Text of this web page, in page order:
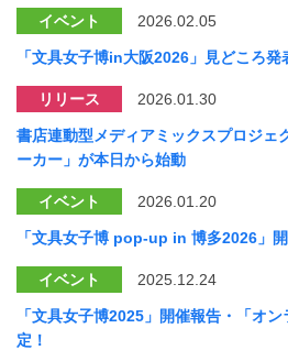
イベント 2026.02.05
「文具女子博in大阪2026」見どころ発
リリース 2026.01.30
書店連動型メディアミックスプロジェ
ーカー」が本日から始動
イベント 2026.01.20
「文具女子博 pop-up in 博多2026」開
イベント 2025.12.24
「文具女子博2025」開催報告・「オ
定！